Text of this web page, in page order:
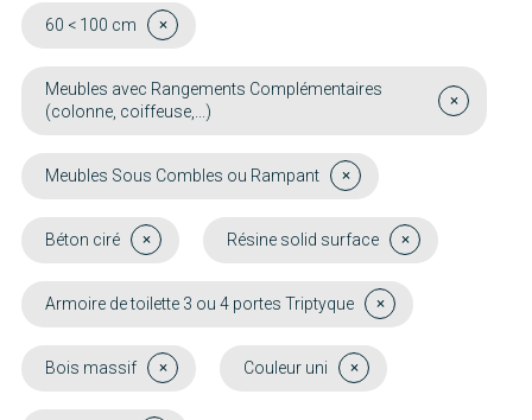
60 < 100 cm
Meubles avec Rangements Complémentaires
(colonne, coiffeuse,...)
Meubles Sous Combles ou Rampant
Béton ciré Résine solid surface
Armoire de toilette 3 ou 4 portes Triptyque
Bois massif Couleur uni